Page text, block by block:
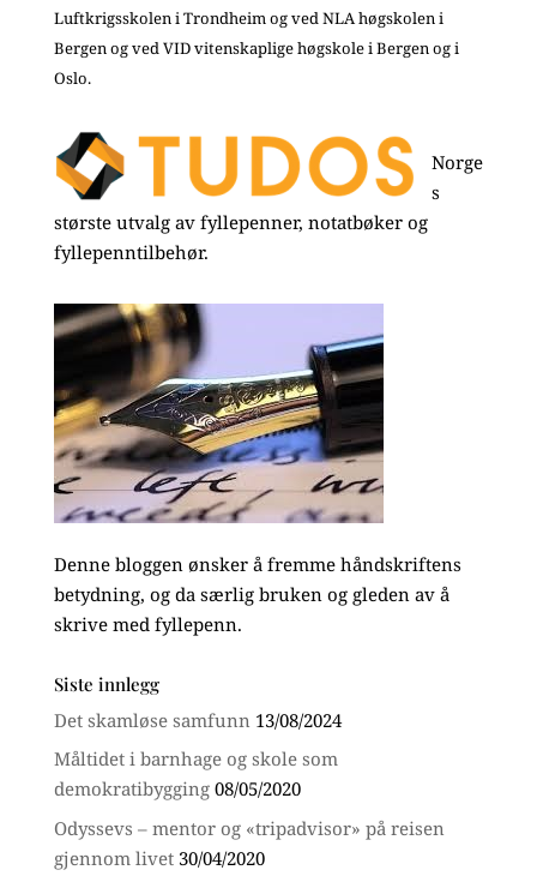
Luftkrigsskolen i Trondheim og ved NLA høgskolen i
Bergen og ved VID vitenskaplige høgskole i Bergen og i
Oslo.
Norge
s
største utvalg av fyllepenner, notatbøker og
fyllepenntilbehør.
Denne bloggen ønsker å fremme håndskriftens
betydning, og da særlig bruken og gleden av å
skrive med fyllepenn.
Siste innlegg
Det skamløse samfunn 13/08/2024
Måltidet i barnhage og skole som
demokratibygging 08/05/2020
Odyssevs – mentor og «tripadvisor» på reisen
gjennom livet 30/04/2020